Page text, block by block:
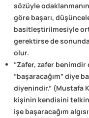
sözüyle
göre başarı,
basitleştirilmesiyle
gerektirse de
olur.
“Zafer, zafer
“başaracağım” diye
diyenindir.” (Mustafa
kişinin kendisini
işe başaracağım